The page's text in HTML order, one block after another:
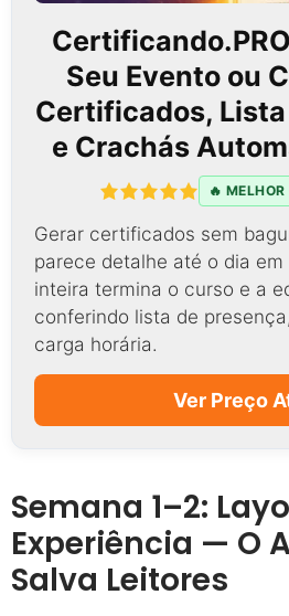
Seu Evento ou
Certificados,
e Crachás
🔥
Gerar certificados sem
parece detalhe até o dia
inteira termina o curso e a
conferindo lista de
carga horária.
Ver Preço
Semana 1–2:
Experiência — O
Salva Leitores